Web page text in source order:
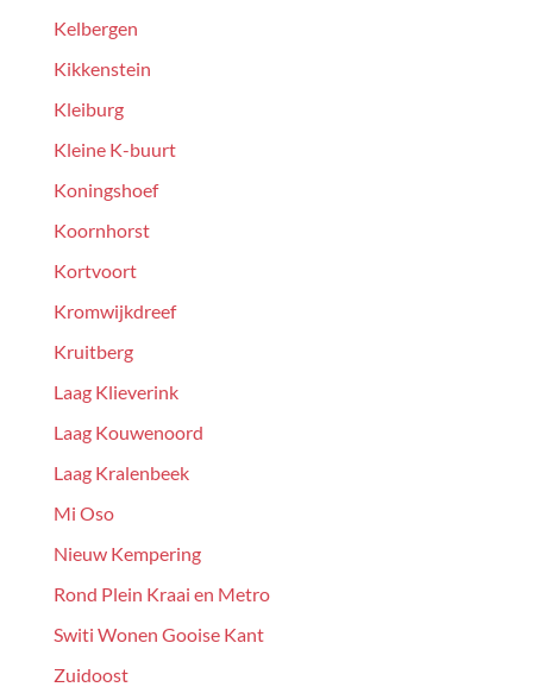
Kelbergen
Kikkenstein
Kleiburg
Kleine K-buurt
Koningshoef
Koornhorst
Kortvoort
Kromwijkdreef
Kruitberg
Laag Klieverink
Laag Kouwenoord
Laag Kralenbeek
Mi Oso
Nieuw Kempering
Rond Plein Kraai en Metro
Switi Wonen Gooise Kant
Zuidoost